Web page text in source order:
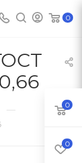
0
— 0
0